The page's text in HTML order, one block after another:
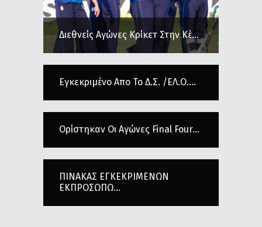
Διεθνείς Αγώνες Κρίκετ Στην Κέ...
Εγκεκριμένο Απο Το Δ.Σ. /ΕΛ.Ο....
Ορίστηκαν Οι Αγώνες Final Four...
ΠΙΝΑΚΑΣ ΕΓΚΕΚΡΙΜΕΝΩΝ
ΕΚΠΡΟΣΩΠΩ...